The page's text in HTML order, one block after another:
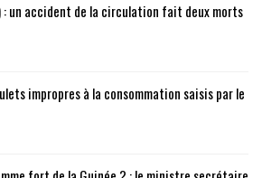
: un accident de la circulation fait deux morts
impropres à la consommation saisis par le